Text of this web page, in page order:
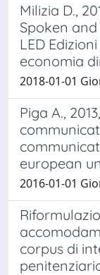
Milizia D.,
Spoken
LED
economia
2018-01-01
Piga A.,
european
2016-01-01
corpus di